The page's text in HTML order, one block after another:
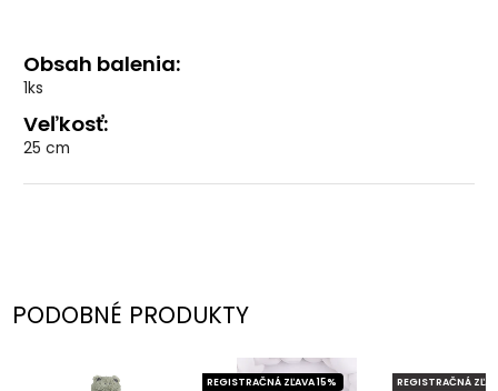
Obsah balenia:
1ks
Veľkosť:
25 cm
PODOBNÉ PRODUKTY
REGISTRAČNÁ ZĽAVA 15% REGISTRAČNÁ